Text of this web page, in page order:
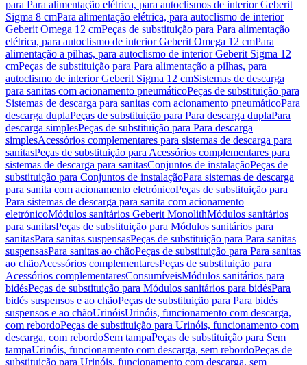
para Para alimentação elétrica, para autoclismos de interior Geberit
Sigma 8 cmPara alimentação elétrica, para autoclismo de interior
Geberit Omega 12 cmPeças de substituição para Para alimentação
elétrica, para autoclismo de interior Geberit Omega 12 cmPara
alimentação a pilhas, para autoclismo de interior Geberit Sigma 12
cmPeças de substituição para Para alimentação a pilhas, para
autoclismo de interior Geberit Sigma 12 cmSistemas de descarga
para sanitas com acionamento pneumáticoPeças de substituição para
Sistemas de descarga para sanitas com acionamento pneumáticoPara
descarga duplaPeças de substituição para Para descarga duplaPara
descarga simplesPeças de substituição para Para descarga
simplesAcessórios complementares para sistemas de descarga para
sanitasPeças de substituição para Acessórios complementares para
sistemas de descarga para sanitasConjuntos de instalaçãoPeças de
substituição para Conjuntos de instalaçãoPara sistemas de descarga
para sanita com acionamento eletrónicoPeças de substituição para
Para sistemas de descarga para sanita com acionamento
eletrónicoMódulos sanitários Geberit MonolithMódulos sanitários
para sanitasPeças de substituição para Módulos sanitários para
sanitasPara sanitas suspensasPeças de substituição para Para sanitas
suspensasPara sanitas ao chãoPeças de substituição para Para sanitas
ao chãoAcessórios complementaresPeças de substituição para
Acessórios complementaresConsumíveisMódulos sanitários para
bidésPeças de substituição para Módulos sanitários para bidésPara
bidés suspensos e ao chãoPeças de substituição para Para bidés
suspensos e ao chãoUrinóisUrinóis, funcionamento com descarga,
com rebordoPeças de substituição para Urinóis, funcionamento com
descarga, com rebordoSem tampaPeças de substituição para Sem
tampaUrinóis, funcionamento com descarga, sem rebordoPeças de
substituição para Urinóis, funcionamento com descarga, sem